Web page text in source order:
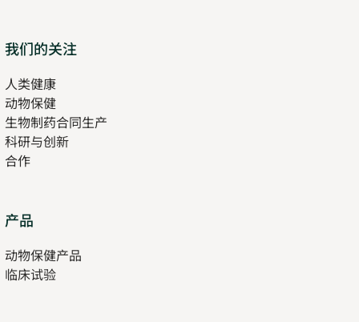
我们的关注
人类健康
new
tab
动物保健
生物制药合同生产
科研与创新
合作
产品
new
tab
动物保健产品
临床试验